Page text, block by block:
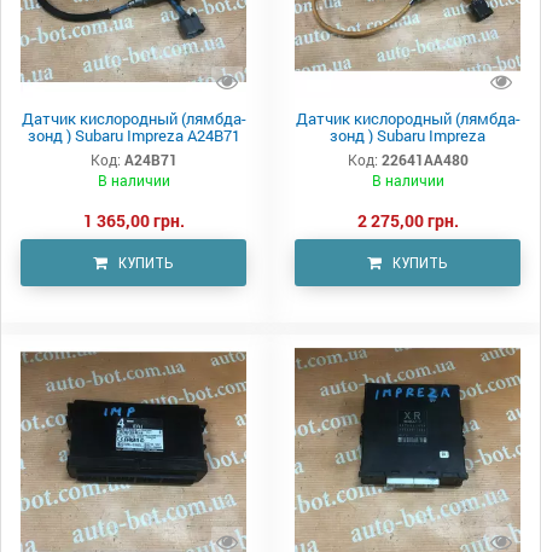
Датчик кислородный (лямбда-
зонд ) Subaru Impreza A24B71
Код: A24B71
В наличии
1 365,00 грн.
КУПИТЬ
Датчик кислородный (лямбда-
зонд ) Subaru Impreza
Код: 22641AA480
В наличии
2 275,00 грн.
КУПИТЬ